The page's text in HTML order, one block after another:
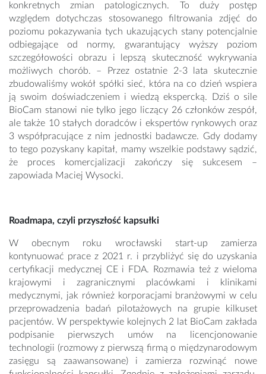
konkretnych zmian patologicznych. To duży postęp
względem dotychczas stosowanego filtrowania zdjęć do
poziomu pokazywania tych ukazujących stany potencjalnie
odbiegające od normy, gwarantujący wyższy poziom
szczegółowości obrazu i lepszą skuteczność wykrywania
możliwych chorób. – Przez ostatnie 2-3 lata skutecznie
zbudowaliśmy wokół spółki sieć, która na co dzień wspiera
ją swoim doświadczeniem i wiedzą ekspercką. Dziś o sile
BioCam stanowi nie tylko jego liczący 26 członków zespół,
ale także 10 stałych doradców i ekspertów rynkowych oraz
3 współpracujące z nim jednostki badawcze. Gdy dodamy
to tego pozyskany kapitał, mamy wszelkie podstawy sądzić,
że proces komercjalizacji zakończy się sukcesem –
zapowiada Maciej Wysocki.
Roadmapa, czyli przyszłość kapsułki
W obecnym roku wrocławski start-up zamierza
kontynuować prace z 2021 r. i przybliżyć się do uzyskania
certyfikacji medycznej CE i FDA. Rozmawia też z wieloma
krajowymi i zagranicznymi placówkami i klinikami
medycznymi, jak również korporacjami branżowymi w celu
przeprowadzenia badań pilotażowych na grupie kilkuset
pacjentów. W perspektywie kolejnych 2 lat BioCam zakłada
podpisanie pierwszych umów na licencjonowanie
technologii (rozmowy z pierwszą firmą o międzynarodowym
zasięgu są zaawansowane) i zamierza rozwinąć nowe